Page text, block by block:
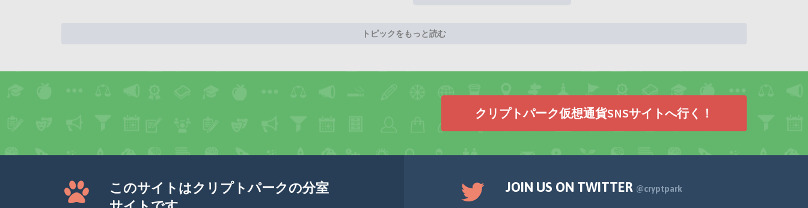
トピックをもっと読む
クリプトパーク仮想通貨SNSサイトへ行く！
このサイトはクリプトパークの分室
JOIN US ON TWITTER @cryptpark